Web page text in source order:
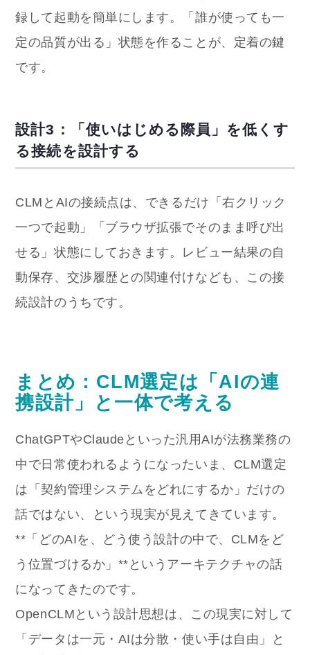
録して起動を簡単にします。「誰が使っても一
定の品質が出る」状態を作ることが、定着の鍵
です。
設計3：「使いはじめる際員」を低くす
る接続を設計する
CLMとAIの接続点は、できるだけ「右クリック
一つで起動」「ブラウザ拡張でそのまま呼び出
せる」状態にしておきます。レビュー結果の自
動保存、交渉履歴との関連付けなども、この接
続設計のうちです。
まとめ：CLM選定は「AIの連
携設計」と一体で考える
ChatGPTやClaudeといった汎用AIが法務業務の
中で日常使われるようになったいま、CLM選定
は「契約管理システムをどれにするか」だけの
話ではない、という現実が見えてきています。
**「どのAIを、どう使う設計の中で、CLMをど
う位置づけるか」**というアーキテクチャの話
になってきたのです。
OpenCLMという設計思想は、この現実に対して
「データは一元・AIは分散・使い手は自由」と